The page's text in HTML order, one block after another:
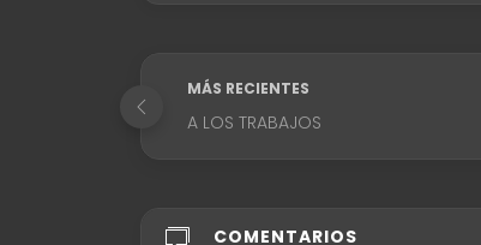
MÁS RECIENTES
A LOS TRABAJOS
COMENTARIOS